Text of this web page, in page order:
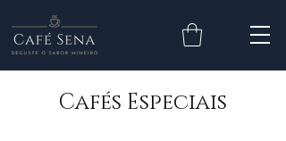
Cafés Especiais